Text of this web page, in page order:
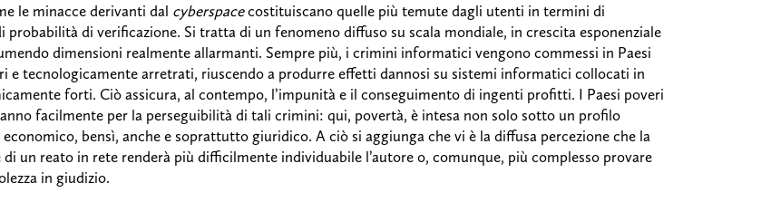
le minacce derivanti dal cyberspacecostituiscano quelle più temute dagli utenti in termini di
probabilità di verificazione. Si tratta di un fenomeno diffuso su scala mondiale, in crescita esponenziale
dimensioni realmente allarmanti. Sempre più, i crimini informatici vengono commessi in Paesi
e tecnologicamente arretrati, riuscendo a produrre effetti dannosi su sistemi informatici collocati in
forti. Ciò assicura, al contempo, l’impunità e il conseguimento di ingenti profitti. I Paesi poveri
facilmente per la perseguibilità di tali crimini: qui, povertà, è intesa non solo sotto un profilo
bensì, anche e soprattutto giuridico. A ciò si aggiunga che vi è la diffusa percezione che la
un reato in rete renderà più difficilmente individuabile l’autore o, comunque, più complesso provare
in giudizio.